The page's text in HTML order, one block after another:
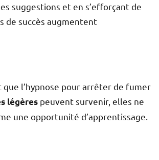
suggestions et en s’efforçant de
de succès augmentent
l’hypnose pour arrêter de fumer
légères peuvent survenir, elles ne
une opportunité d’apprentissage.